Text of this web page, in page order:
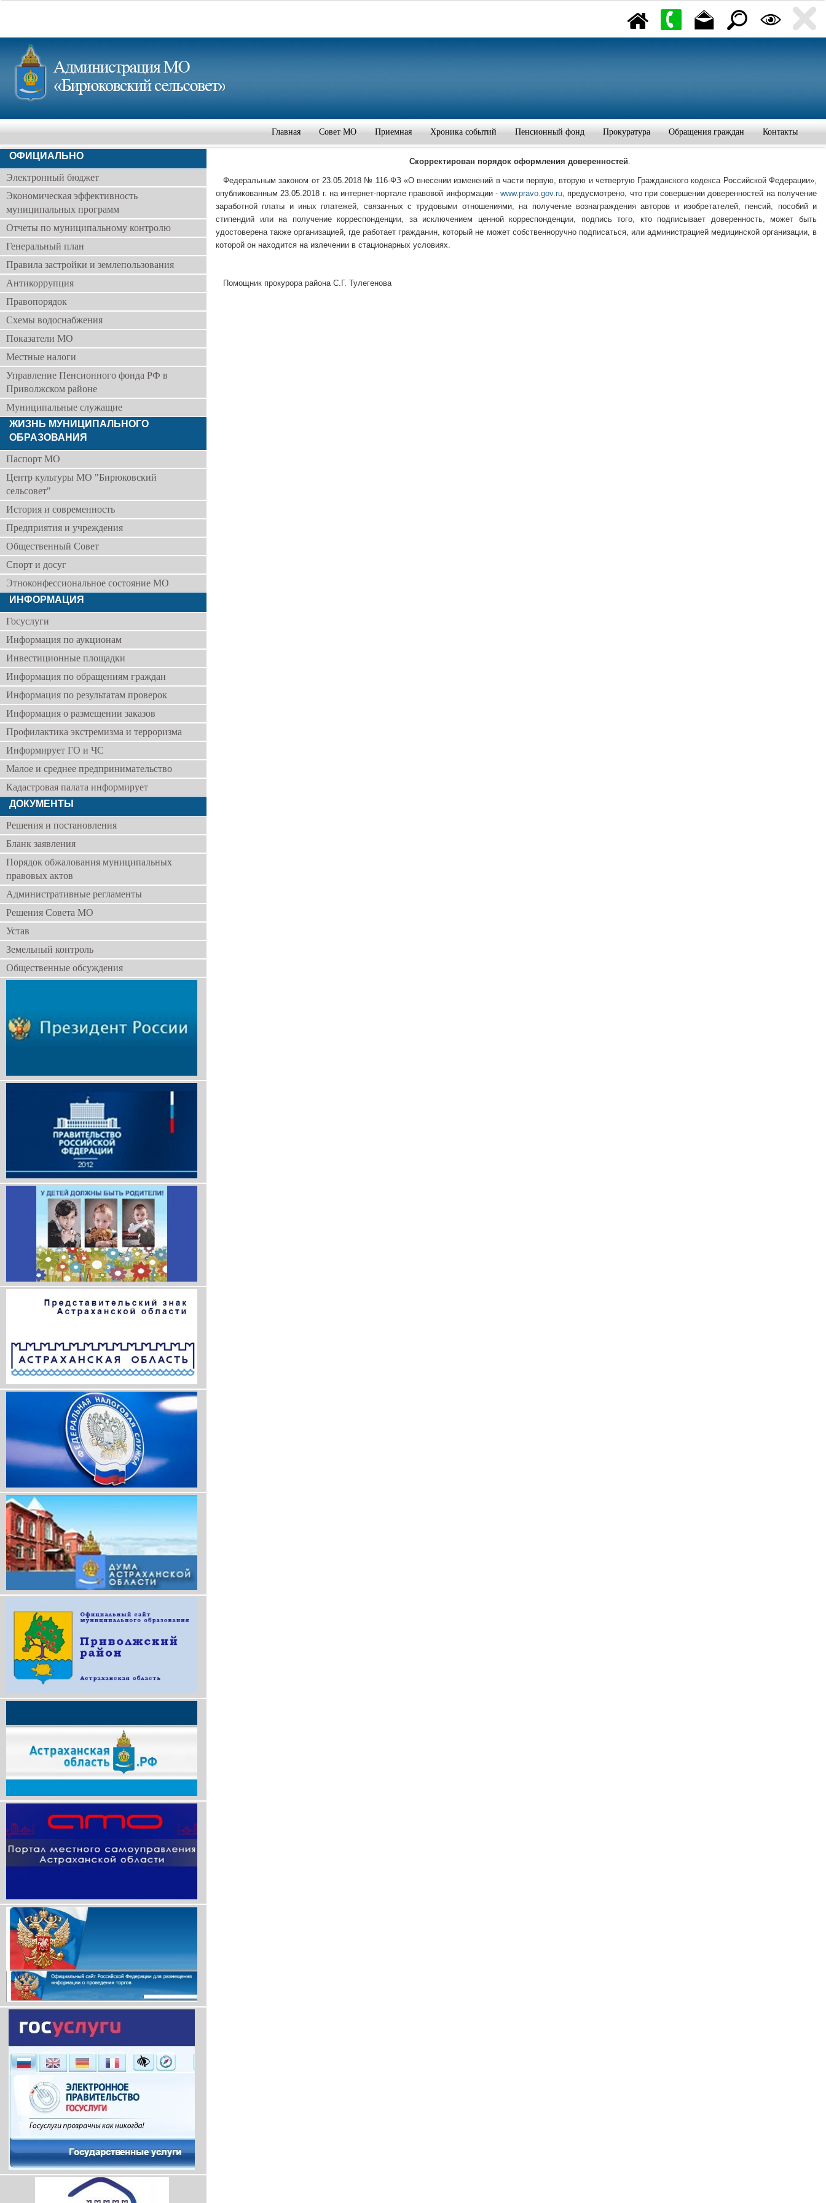
Главная Совет МО Приемная Хроника событий Пенсионный фонд Прокуратура Обращения граждан Контакты
ОФИЦИАЛЬНО
Электронный бюджет
Экономическая эффективность
муниципальных программ
Отчеты по муниципальному контролю
Генеральный план
Правила застройки и землепользования
Антикоррупция
Правопорядок
Схемы водоснабжения
Показатели МО
Местные налоги
Управление Пенсионного фонда РФ в
Приволжском районе
Муниципальные служащие
ЖИЗНЬ МУНИЦИПАЛЬНОГО
ОБРАЗОВАНИЯ
Паспорт МО
Центр культуры МО "Бирюковский
сельсовет"
История и современность
Предприятия и учреждения
Общественный Совет
Спорт и досуг
Этноконфессиональное состояние МО
ИНФОРМАЦИЯ
Госуслуги
Информация по аукционам
Инвестиционные площадки
Информация по обращениям граждан
Информация по результатам проверок
Информация о размещении заказов
Профилактика экстремизма и терроризма
Информирует ГО и ЧС
Малое и среднее предпринимательство
Кадастровая палата информирует
ДОКУМЕНТЫ
Решения и постановления
Бланк заявления
Порядок обжалования муниципальных
правовых актов
Административные регламенты
Решения Совета МО
Устав
Земельный контроль
Общественные обсуждения
Скорректирован порядок оформления доверенностей.
Федеральным законом от 23.05.2018 № 116-ФЗ «О внесении изменений в части первую, вторую и четвертую Гражданского кодекса Российской Федерации»,
опубликованным 23.05.2018 г. на интернет-портале правовой информации -www.pravo.gov.ru, предусмотрено, что при совершении доверенностей на получение
заработной платы и иных платежей, связанных с трудовыми отношениями, на получение вознаграждения авторов и изобретателей, пенсий, пособий и
стипендий или на получение корреспонденции, за исключением ценной корреспонденции, подпись того, кто подписывает доверенность, может быть
удостоверена также организацией, где работает гражданин, который не может собственноручно подписаться, или администрацией медицинской организации, в
которой он находится на излечении в стационарных условиях.
Помощник прокурора района С.Г. Тулегенова